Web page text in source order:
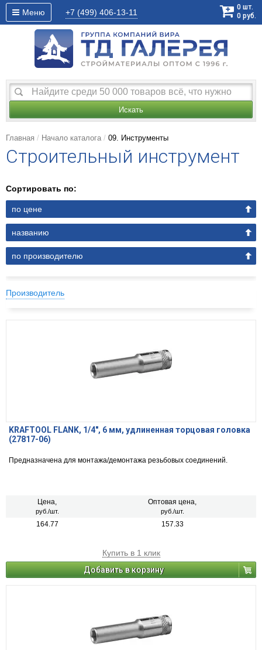
Меню +7 (499) 406-13-11
0 шт.
0 руб.
Искать
Главная Начало каталога 09. Инструменты
Строительный инструмент
Сортировать по:
по цене
названию
по производителю
Производитель
KRAFTOOL FLANK, 1/4″, 6 мм, удлиненная торцовая головка
(27817-06)
Предназначена для монтажа/демонтажа резьбовых соединений.
Цена,
руб./шт.
Оптовая цена,
руб./шт.
164.77 157.33
Купить в 1 клик
Добавить в корзину